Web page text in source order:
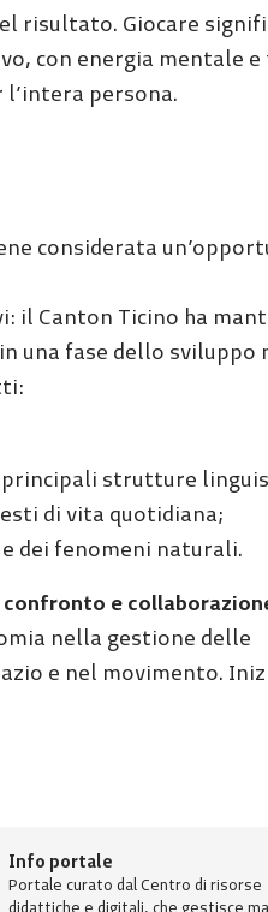
risultato. Giocare
con energia mentale e
persona.
considerata
il Canton Ticino ha
una fase dello sviluppo
strutture
di vita quotidiana;
dei fenomeni naturali.
confronto e
nella gestione delle
e nel movimento.
Info portale
Portale curato dal Centro di risorse
didattiche e digitali, che gestisce